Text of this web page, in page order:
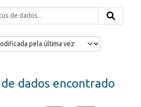
dados encontrado